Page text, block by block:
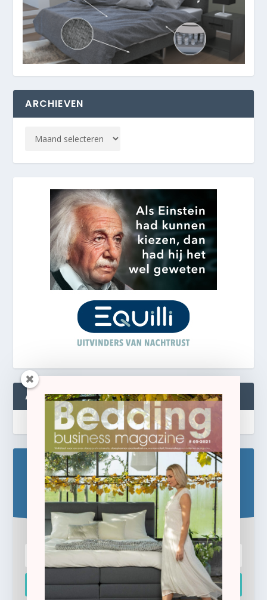
ARCHIEVEN
ABONNEREN
Blijf op de hoogte!
Schrijf u hier in voor de gratis e-newsletter.
Inschrijven